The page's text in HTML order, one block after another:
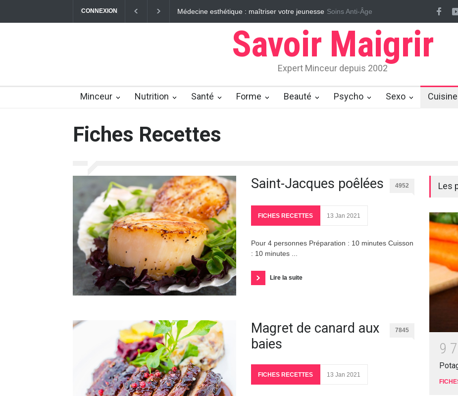
CONNEXION
Médecine esthétique : maîtriser votre jeunesse Vrai/Faux sur le cellulite Massages ayurvédiques pour éliminer la cellulite
Soins Anti-Âge
Savoir Maigrir
Expert Minceur depuis 2002
Minceur Nutrition Santé Forme Beauté Psycho Sexo Cuisine
Fiches Recettes
Saint-Jacques poêlées 4952
FICHES RECETTES 13 Jan 2021
Pour 4 personnes Préparation : 10 minutes Cuisson
: 10 minutes ...
Lire la suite
Magret de canard aux
baies
7845
FICHES RECETTES 13 Jan 2021
Les
9 7